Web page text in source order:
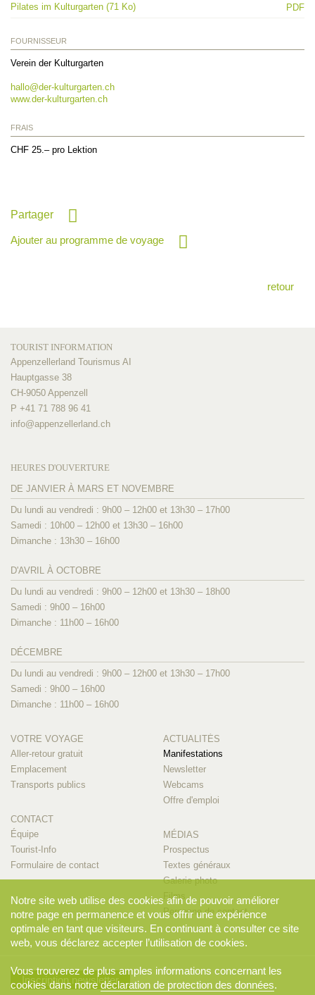
Pilates im Kulturgarten (71 Ko) PDF
FOURNISSEUR
Verein der Kulturgarten
hallo@der-kulturgarten.ch
www.der-kulturgarten.ch
FRAIS
CHF 25.– pro Lektion
Partager
Ajouter au programme de voyage
retour
TOURIST INFORMATION
Appenzellerland Tourismus AI
Hauptgasse 38
CH-9050 Appenzell
P +41 71 788 96 41
info@appenzellerland.ch
HEURES D'OUVERTURE
DE JANVIER À MARS ET NOVEMBRE
Du lundi au vendredi : 9h00 – 12h00 et 13h30 – 17h00
Samedi : 10h00 – 12h00 et 13h30 – 16h00
Dimanche : 13h30 – 16h00
D'AVRIL À OCTOBRE
Du lundi au vendredi : 9h00 – 12h00 et 13h30 – 18h00
Samedi : 9h00 – 16h00
Dimanche : 11h00 – 16h00
DÉCEMBRE
Du lundi au vendredi : 9h00 – 12h00 et 13h30 – 17h00
Samedi : 9h00 – 16h00
Dimanche : 11h00 – 16h00
VOTRE VOYAGE
Aller-retour gratuit
Emplacement
Transports publics
CONTACT
Équipe
Tourist-Info
Formulaire de contact
ACTUALITÉS
Manifestations
Newsletter
Webcams
Offre d'emploi
MÉDIAS
Prospectus
Textes généraux
Galerie photo
Films
Personne de contact
Inscription newsletter
Notre site web utilise des cookies afin de pouvoir améliorer
notre page en permanence et vous offrir une expérience
optimale en tant que visiteurs. En continuant à consulter ce site
web, vous déclarez accepter l’utilisation de cookies.
Vous trouverez de plus amples informations concernant les
cookies dans notredéclaration de protection des données.